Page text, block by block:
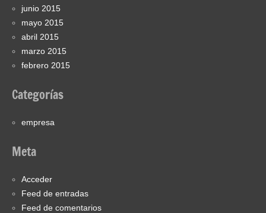
junio 2015
mayo 2015
abril 2015
marzo 2015
febrero 2015
Categorías
empresa
Meta
Acceder
Feed de entradas
Feed de comentarios